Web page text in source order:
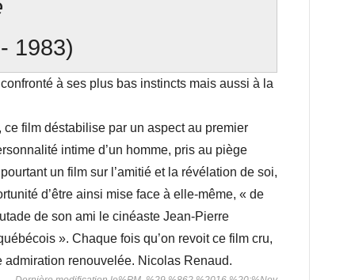
1983)
à ses plus bas instincts mais aussi à la
film déstabilise par un aspect au premier
intime d’un homme, pris au piège
un film sur l’amitié et la révélation de soi,
d’être ainsi mise face à elle-même, « de
de son ami le cinéaste Jean-Pierre
». Chaque fois qu’on revoit ce film cru,
renouvelée. Nicolas Renaud.